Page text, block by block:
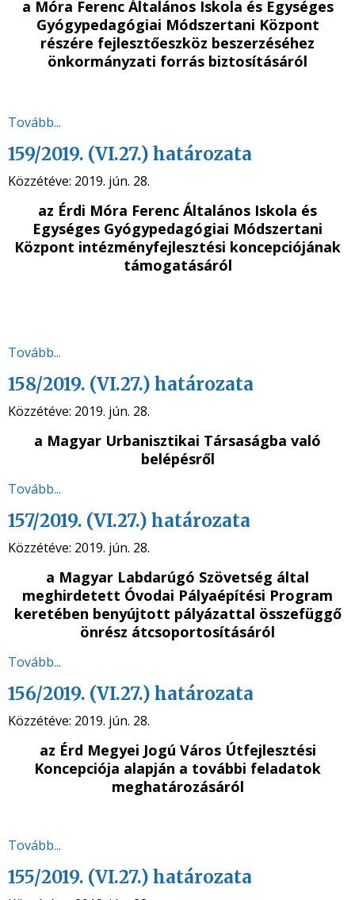
a Móra Ferenc Általános Iskola és Egységes
Gyógypedagógiai Módszertani Központ
részére fejlesztőeszköz beszerzéséhez
önkormányzati forrás biztosításáról
Tovább...
159/2019. (VI.27.) határozata
Közzétéve: 2019. jún. 28.
az Érdi Móra Ferenc Általános Iskola és
Egységes Gyógypedagógiai Módszertani
Központ intézményfejlesztési koncepciójának
támogatásáról
Tovább...
158/2019. (VI.27.) határozata
Közzétéve: 2019. jún. 28.
a Magyar Urbanisztikai Társaságba való
belépésről
Tovább...
157/2019. (VI.27.) határozata
Közzétéve: 2019. jún. 28.
a Magyar Labdarúgó Szövetség által
meghirdetett Óvodai Pályaépítési Program
keretében benyújtott pályázattal összefüggő
önrész átcsoportosításáról
Tovább...
156/2019. (VI.27.) határozata
Közzétéve: 2019. jún. 28.
az Érd Megyei Jogú Város Útfejlesztési
Koncepciója alapján a további feladatok
meghatározásáról
Tovább...
155/2019. (VI.27.) határozata